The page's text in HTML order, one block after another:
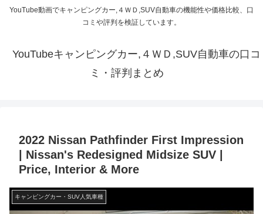
YouTube動画でキャンピングカー,４ＷＤ,SUV自動車の機能性や価格比較、口
コミや評判を検証しています。
YouTubeキャンピングカー,４ＷＤ,SUV自動車の口コ
ミ・評判まとめ
2022 Nissan Pathfinder First Impression
| Nissan's Redesigned Midsize SUV |
Price, Interior & More
キャンピングカー・SUV人気車種